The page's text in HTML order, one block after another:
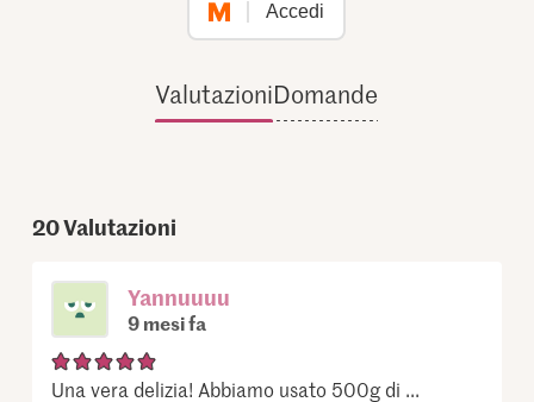
Accedi
ValutazioniDomande
20Valutazioni
Yannuuuu
9 mesi fa
Una vera delizia! Abbiamo usato 500g di ...